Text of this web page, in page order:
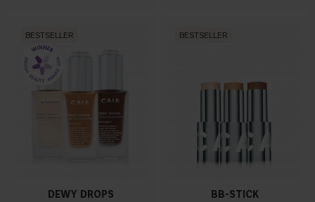
BESTSELLER
DEWY DROPS
BESTSELLER
BB-STICK